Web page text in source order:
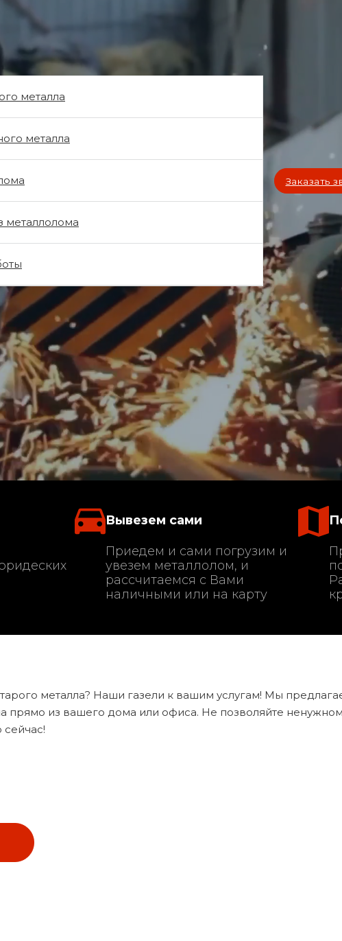
металла
металла
металлолома
Заказать
в
Вывезем сами
Приедем и сами погрузим и
увезем металлолом, и
рассчитаемся с Вами
наличными или на карту
металла? Наши газели к вашим услугам! Мы
прямо из вашего дома или офиса. Не позволяйте